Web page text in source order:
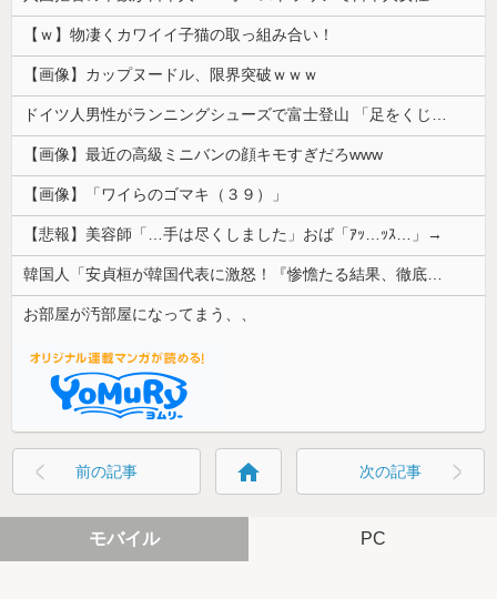
【ｗ】物凄くカワイイ子猫の取っ組み合い！
【画像】カップヌードル、限界突破ｗｗｗ
【画像】最近の高級ミニバンの顔キモすぎだろwww
【画像】「ワイらのゴマキ（３９）」
【悲報】美容師「…手は尽くしました」おば「ｱｯ…ｯｽ…」→
お部屋が汚部屋になってまう、、
前の記事 home 次の記事
モバイル PC